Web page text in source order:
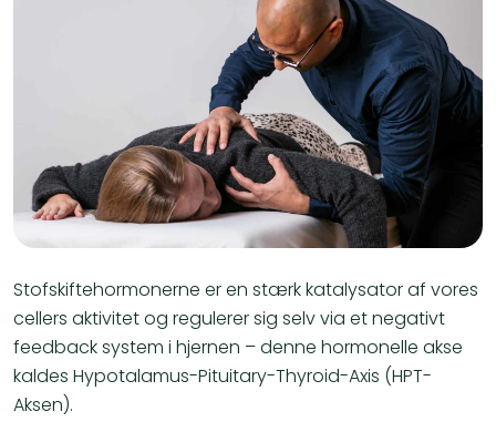
Stofskiftehormonerne er en stærk katalysator af vores
cellers aktivitet og regulerer sig selv via et negativt
feedback system i hjernen – denne hormonelle akse
kaldes Hypotalamus-Pituitary-Thyroid-Axis (HPT-
Aksen).